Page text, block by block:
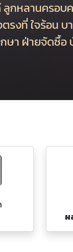
กหลานครอบ
งที่ ใจร้อน บ
ษา ฝ่ายจัดซื้
ผ